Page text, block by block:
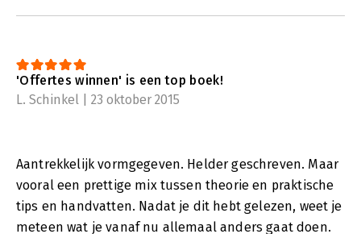
'Offertes winnen' is een top boek!
L. Schinkel | 23 oktober 2015
Aantrekkelijk vormgegeven. Helder geschreven. Maar
vooral een prettige mix tussen theorie en praktische
tips en handvatten. Nadat je dit hebt gelezen, weet je
meteen wat je vanaf nu allemaal anders gaat doen.